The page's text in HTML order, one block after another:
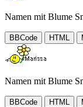
Namen mit Blume
BBCode HTML
Namen mit Blume
BBCode HTML